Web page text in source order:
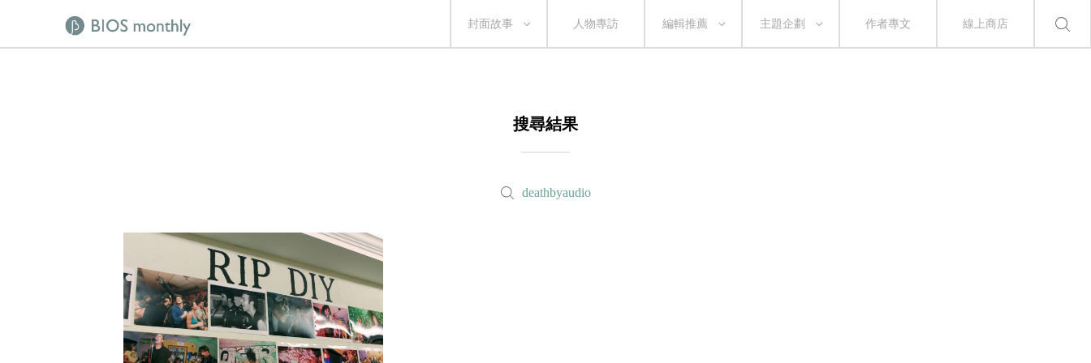
封面故事 人物專訪 編輯推薦 主題企劃 作者專文 線上商店
搜尋結果
deathbyaudio